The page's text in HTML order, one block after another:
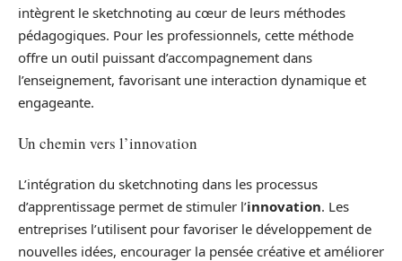
intègrent le sketchnoting au cœur de leurs méthodes
pédagogiques. Pour les professionnels, cette méthode
offre un outil puissant d’accompagnement dans
l’enseignement, favorisant une interaction dynamique et
engageante.
Un chemin vers l’innovation
L’intégration du sketchnoting dans les processus
d’apprentissage permet de stimuler l’innovation. Les
entreprises l’utilisent pour favoriser le développement de
nouvelles idées, encourager la pensée créative et améliorer